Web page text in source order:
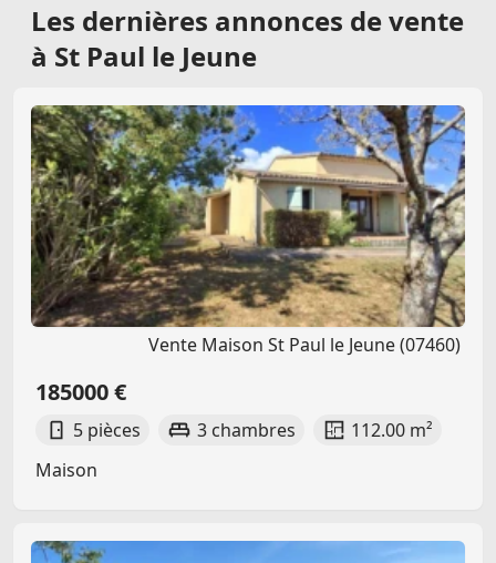
Les dernières annonces de vente
à St Paul le Jeune
Vente Maison St Paul le Jeune (07460)
185000 €
5 pièces 3 chambres
112.00 m²
Maison